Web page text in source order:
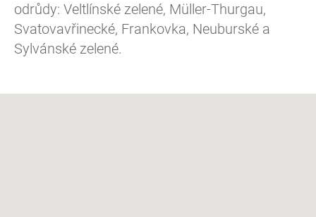
odrůdy: Veltlínské zelené, Müller-Thurgau,
Svatovavřinecké, Frankovka, Neuburské a
Sylvánské zelené.